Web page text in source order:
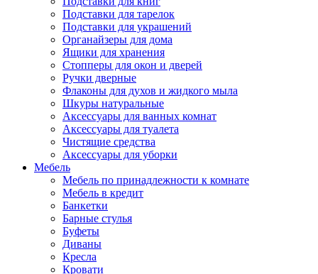
Подставки для тарелок
Подставки для украшений
Органайзеры для дома
Ящики для хранения
Стопперы для окон и дверей
Ручки дверные
Флаконы для духов и жидкого мыла
Шкуры натуральные
Аксессуары для ванных комнат
Аксессуары для туалета
Чистящие средства
Аксессуары для уборки
Мебель
Мебель по принадлежности к комнате
Мебель в кредит
Банкетки
Барные стулья
Буфеты
Диваны
Кресла
Кровати